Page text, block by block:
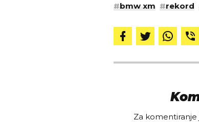
#bmw xm #rekord
Za komentiranje